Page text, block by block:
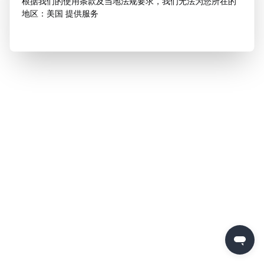
地区：美国 提供服务